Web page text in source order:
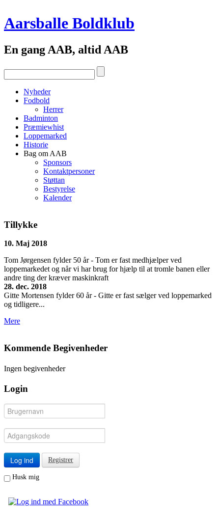
Aarsballe Boldklub
En gang AAB, altid AAB
Nyheder
Fodbold
Herrer
Badminton
Præmiewhist
Loppemarked
Historie
Bag om AAB
Sponsors
Kontaktpersoner
Støttan
Bestyrelse
Kalender
Tillykke
10. Maj 2018
Tom Jørgensen fylder 50 år - Tom er fast medhjælper ved
loppemarkedet og når vi har brug for hjælp til at tromle banen eller
andre ting der kræver maskinkraft
28. dec. 2018
Gitte Mortensen fylder 60 år - Gitte er fast sælger ved loppemarked
og tidligere...
Mere
Kommende Begivenheder
Ingen begivenheder
Login
Log ind Registrer
Husk mig